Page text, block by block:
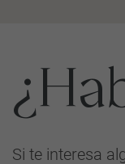
Si te interesa